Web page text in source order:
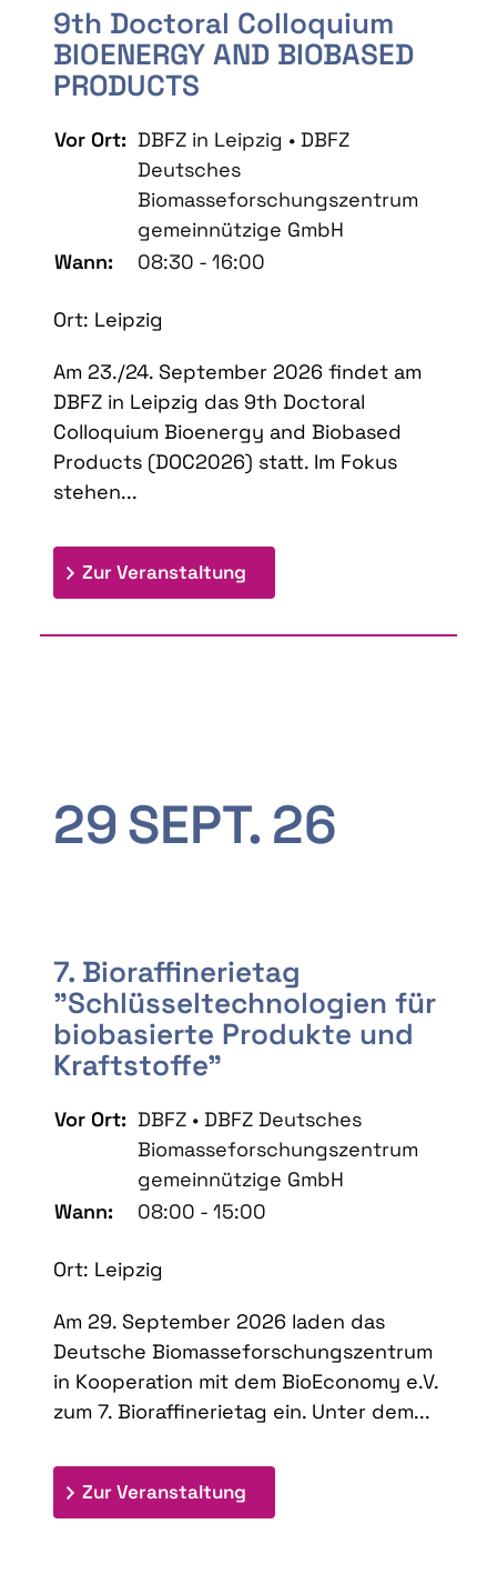
9th Doctoral Colloquium
BIOENERGY AND BIOBASED
PRODUCTS
Vor Ort: DBFZ in Leipzig • DBFZ
Deutsches
Biomasseforschungszentrum
gemeinnützige GmbH
Wann:
08:30 - 16:00
Ort: Leipzig
Am 23./24. September 2026 findet am
DBFZ in Leipzig das 9th Doctoral
Colloquium Bioenergy and Biobased
Products (DOC2026) statt. Im Fokus
stehen...
Zur Veranstaltung
29SEPT. 26
7. Bioraffinerietag
"Schlüsseltechnologien für
biobasierte Produkte und
Kraftstoffe"
Vor Ort: DBFZ • DBFZ Deutsches
Biomasseforschungszentrum
gemeinnützige GmbH
Wann:
08:00 - 15:00
Ort: Leipzig
Am 29. September 2026 laden das
Deutsche Biomasseforschungszentrum
in Kooperation mit dem BioEconomy e.V.
zum 7. Bioraffinerietag ein. Unter dem...
Zur Veranstaltung